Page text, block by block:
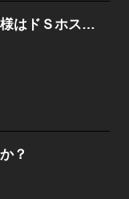
嘘つきな初恋～王子様はドＳホスト～
？